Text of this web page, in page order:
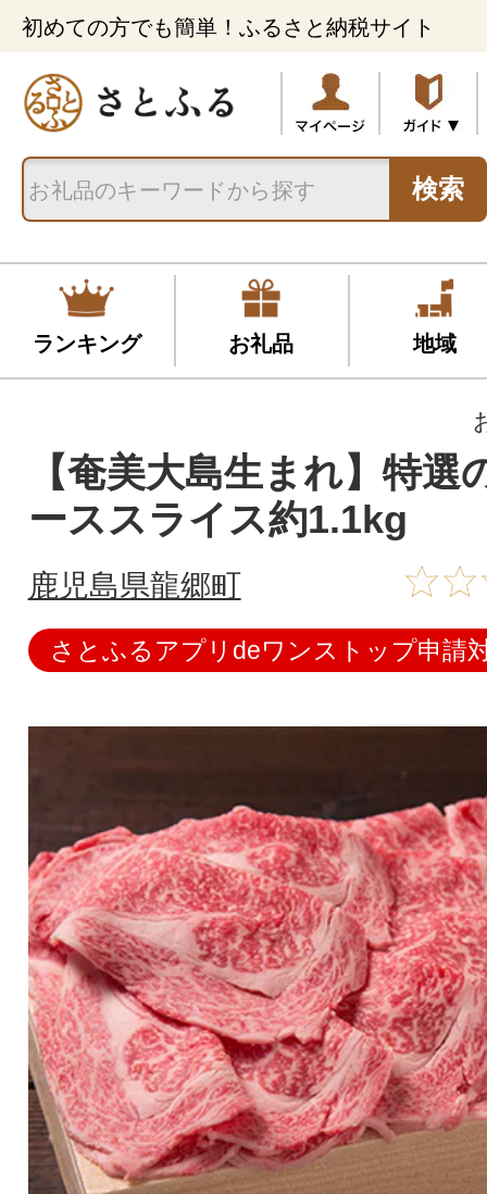
初めての方でも簡単！ふるさと納税サイト
検索
ランキング お礼品 地域
【奄美大島生まれ】特選
ーススライス約1.1kg
鹿児島県龍郷町
さとふるアプリdeワンストップ申請